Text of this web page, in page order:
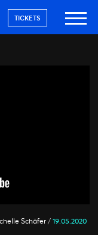
TICKETS
Schäfer / 19.05.2020